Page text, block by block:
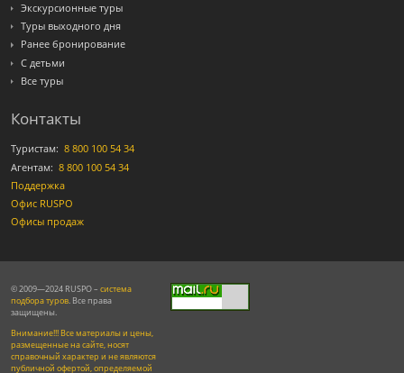
Экскурсионные туры
Туры выходного дня
Ранее бронирование
С детьми
Все туры
Контакты
Туристам: 8 800 100 54 34
Агентам: 8 800 100 54 34
Поддержка
Офис RUSPO
Офисы продаж
© 2009—2024 RUSPO – система
подбора туров. Все права
защищены.
Внимание!!! Все материалы и цены,
размещенные на сайте, носят
справочный характер и не являются
публичной офертой, определяемой